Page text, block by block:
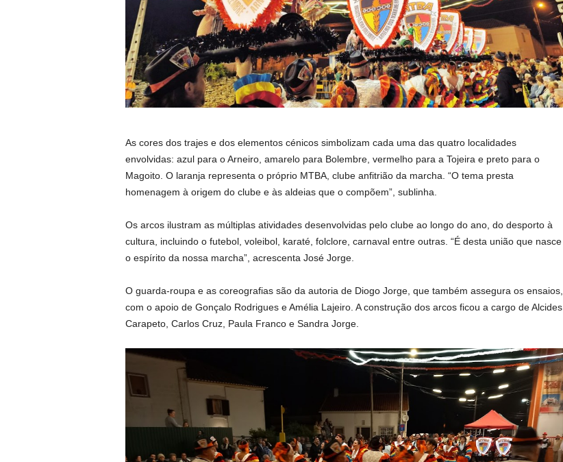
As cores dos trajes e dos elementos cénicos simbolizam cada uma das quatro localidades
envolvidas: azul para o Arneiro, amarelo para Bolembre, vermelho para a Tojeira e preto para o
Magoito. O laranja representa o próprio MTBA, clube anfitrião da marcha. “O tema presta
homenagem à origem do clube e às aldeias que o compõem”, sublinha.
Os arcos ilustram as múltiplas atividades desenvolvidas pelo clube ao longo do ano, do desporto à
cultura, incluindo o futebol, voleibol, karaté, folclore, carnaval entre outras. “É desta união que nasce
o espírito da nossa marcha”, acrescenta José Jorge.
O guarda-roupa e as coreografias são da autoria de Diogo Jorge, que também assegura os ensaios,
com o apoio de Gonçalo Rodrigues e Amélia Lajeiro. A construção dos arcos ficou a cargo de Alcides
Carapeto, Carlos Cruz, Paula Franco e Sandra Jorge.